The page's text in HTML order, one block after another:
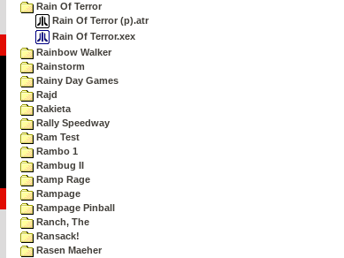
Rain Of Terror
Rain Of Terror (p).atr
Rain Of Terror.xex
Rainbow Walker
Rainstorm
Rainy Day Games
Rajd
Rakieta
Rally Speedway
Ram Test
Rambo 1
Rambug II
Ramp Rage
Rampage
Rampage Pinball
Ranch, The
Ransack!
Rasen Maeher